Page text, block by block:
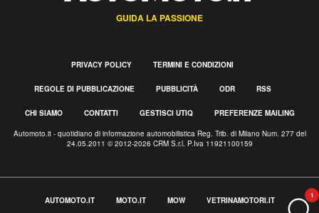
1
GUIDA LA PASSIONE
PRIVACY POLICY TERMINI E CONDIZIONI
REGOLE DI PUBBLICAZIONE PUBBLICITÀ ODR RSS
CHI SIAMO CONTATTI GESTISCI UTIQ PREFERENZE MAILING
Automoto.it - quotidiano di informazione automobilistica Reg. Trib. di Milano Num. 277 del
24.05.2011 © 2012-2026 CRM S.r.l. P.Iva 11921100159
AUTOMOTO.IT MOTO.IT MOW VETRINAMOTORI.IT